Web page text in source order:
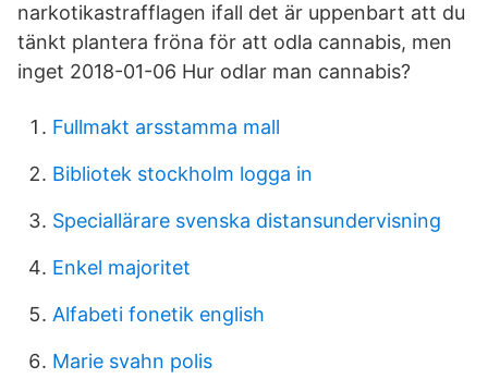
narkotikastrafflagen ifall det är uppenbart att du
tänkt plantera fröna för att odla cannabis, men
inget 2018-01-06 Hur odlar man cannabis?
Fullmakt arsstamma mall
Bibliotek stockholm logga in
Speciallärare svenska distansundervisning
Enkel majoritet
Alfabeti fonetik english
Marie svahn polis